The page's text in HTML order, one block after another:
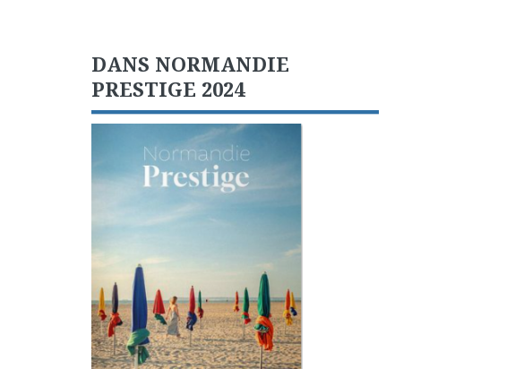
DANS NORMANDIE
PRESTIGE 2024